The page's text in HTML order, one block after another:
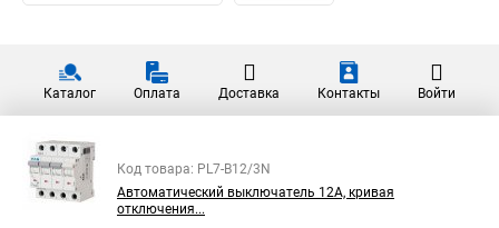
Каталог Оплата Доставка Контакты Войти
Код товара: PL7-B12/3N
Автоматический выключатель 12А, кривая
отключения...